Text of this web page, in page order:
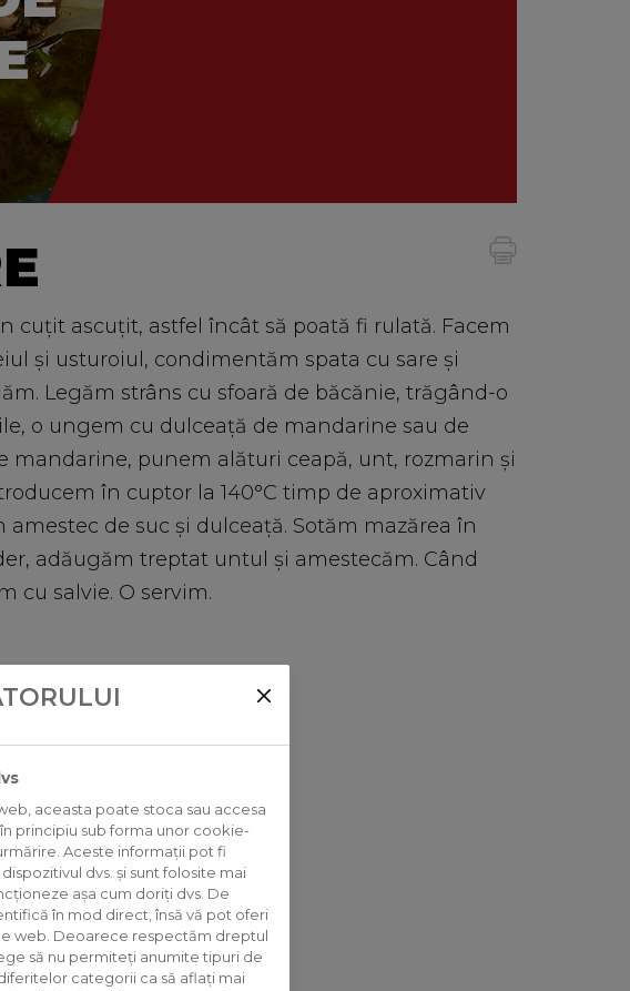
cuțit ascuțit, astfel încât să poată fi rulată. Facem
și usturoiul, condimentăm spata cu sare și
Legăm strâns cu sfoară de băcănie, trăgând-o
o ungem cu dulceaţă de mandarine sau de
mandarine, punem alături ceapă, unt, rozmarin și
în cuptor la 140°C timp de aproximativ
amestec de suc și dulceață. Sotăm mazărea în
adăugăm treptat untul și amestecăm. Când
cu salvie. O servim.
aceasta poate stoca sau accesa
principiu sub forma unor cookie-
Aceste informații pot fi
dvs. și sunt folosite mai
așa cum doriți dvs. De
în mod direct, însă vă pot oferi
web. Deoarece respectăm dreptul
să nu permiteți anumite tipuri de
categorii ca să aflați mai